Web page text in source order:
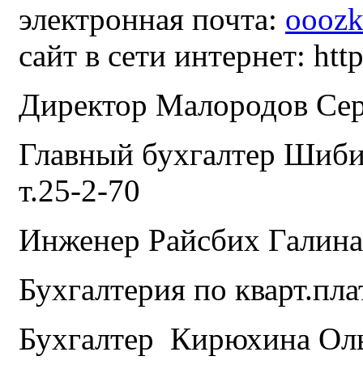
электронная почта:
сайт в сети интернет:
Директор Малородов
Главный бухгалтер
т.25-2-70
Инженер Райсбих
Бухгалтерия по
Бухгалтер Кирюхина